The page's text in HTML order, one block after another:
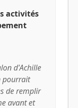
activités
d'Achille
pourrait
de remplir
avant et